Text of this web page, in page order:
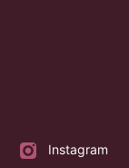
Instagram